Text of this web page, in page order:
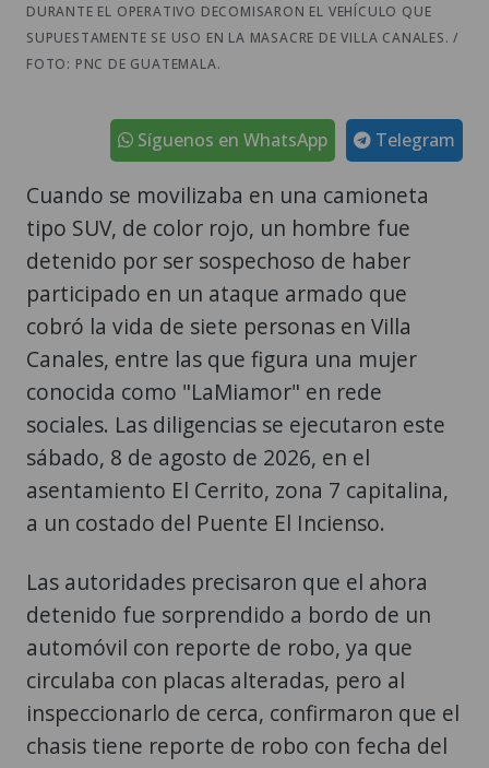
DURANTE EL OPERATIVO DECOMISARON EL VEHÍCULO QUE
SUPUESTAMENTE SE USO EN LA MASACRE DE VILLA CANALES. /
FOTO: PNC DE GUATEMALA.
Telegram
Síguenos en WhatsApp
Cuando se movilizaba en una camioneta
tipo SUV, de color rojo, un hombre fue
detenido por ser sospechoso de haber
participado en un ataque armado que
cobró la vida de siete personas en Villa
Canales, entre las que figura una mujer
conocida como "LaMiamor" en rede
sociales. Las diligencias se ejecutaron este
sábado, 8 de agosto de 2026, en el
asentamiento El Cerrito, zona 7 capitalina,
a un costado del Puente El Incienso.
Las autoridades precisaron que el ahora
detenido fue sorprendido a bordo de un
automóvil con reporte de robo, ya que
circulaba con placas alteradas, pero al
inspeccionarlo de cerca, confirmaron que el
chasis tiene reporte de robo con fecha del